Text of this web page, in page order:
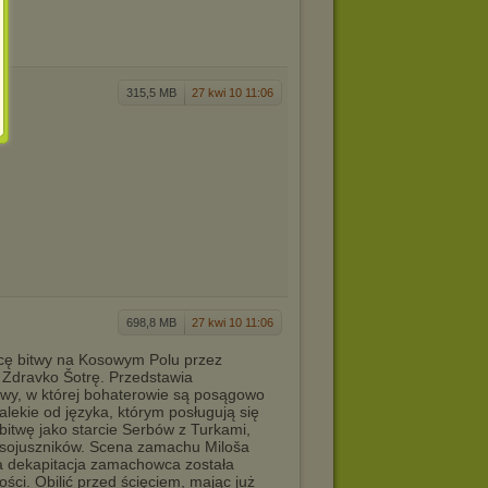
315,5 MB 27 kwi 10 11:06
698,8 MB 27 kwi 10 11:06
bitwy na Kosowym Polu przez
Šotrę. Przedstawia
w której bohaterowie są posągowo
od języka, którym posługują się
jako starcie Serbów z Turkami,
Scena zamachu Miloša
zamachowca została
Obilić przed ścięciem, mając już